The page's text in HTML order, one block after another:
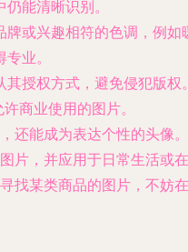
能清晰识别。
牌或兴趣相符的色调，例如
业。
其授权方式，避免侵犯版权
商业使用的图片。
还能成为表达个性的头像。
片，并应用于日常生活或在
找某类商品的图片，不妨在